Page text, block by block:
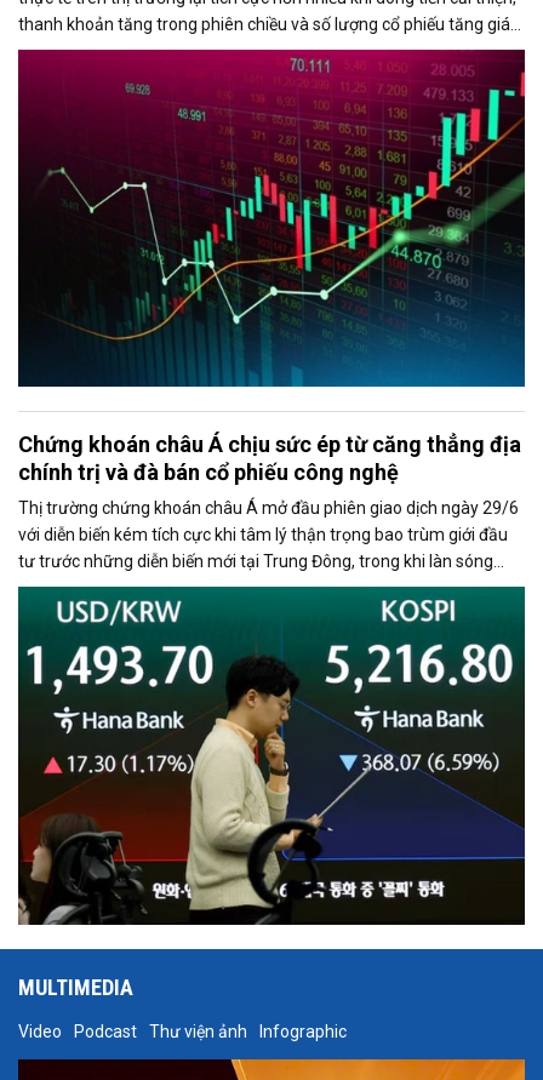
thanh khoản tăng trong phiên chiều và số lượng cổ phiếu tăng giá
chiếm ưu thế. Áp lực giảm điểm của chỉ số chủ yếu đến từ nhóm cổ
phiếu vốn hóa lớn, đặc biệt là VIC và VHM.
Chứng khoán châu Á chịu sức ép từ căng thẳng địa
chính trị và đà bán cổ phiếu công nghệ
Thị trường chứng khoán châu Á mở đầu phiên giao dịch ngày 29/6
với diễn biến kém tích cực khi tâm lý thận trọng bao trùm giới đầu
tư trước những diễn biến mới tại Trung Đông, trong khi làn sóng
chốt lời ở nhóm cổ phiếu công nghệ tiếp tục gây áp lực lên các chỉ
số lớn.
MULTIMEDIA
Video Podcast Thư viện ảnh Infographic